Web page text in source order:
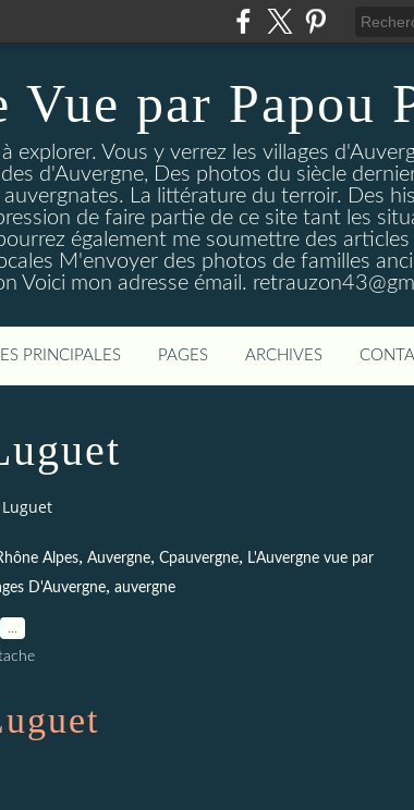
par Papou
explorer. Vous y verrez les villages
d'Auvergne, Des photos du siècle
La littérature du terroir. Des
de faire partie de ce site tant les
également me soumettre des
M'envoyer des photos de familles
Voici mon adresse émail.
PRINCIPALES PAGES ARCHIVES
Alpes, Auvergne, Cpauvergne, L'Auvergne vue par
D'Auvergne, auvergne